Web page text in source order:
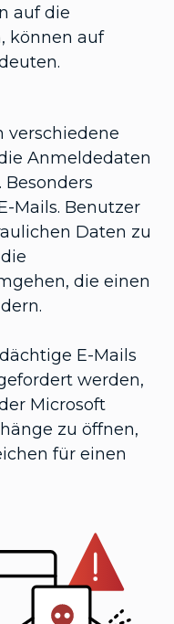
auf die
können auf
verschiedene
Anmeldedaten
Mails. Benutzer
Daten zu
die einen
E-Mails
werden,
Microsoft
zu öffnen,
für einen